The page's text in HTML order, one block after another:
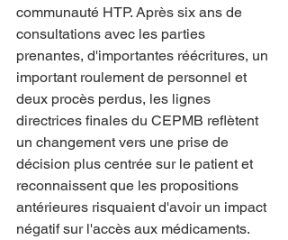
communauté HTP. Après six ans de
consultations avec les parties
prenantes, d'importantes réécritures, un
important roulement de personnel et
deux procès perdus, les lignes
directrices finales du CEPMB reflètent
un changement vers une prise de
décision plus centrée sur le patient et
reconnaissent que les propositions
antérieures risquaient d'avoir un impact
négatif sur l'accès aux médicaments.